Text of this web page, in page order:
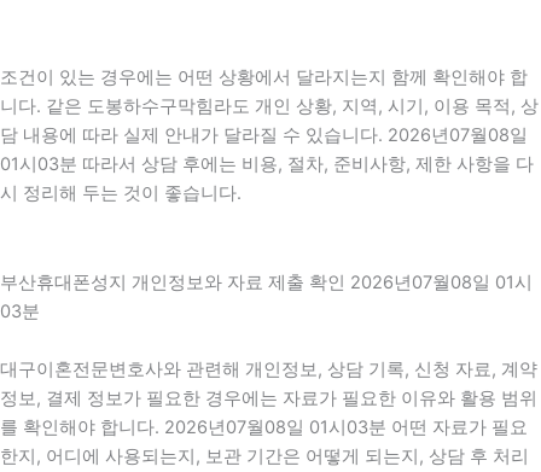
조건이 있는 경우에는 어떤 상황에서 달라지는지 함께 확인해야 합
니다. 같은 도봉하수구막힘라도 개인 상황, 지역, 시기, 이용 목적, 상
담 내용에 따라 실제 안내가 달라질 수 있습니다. 2026년07월08일
01시03분 따라서 상담 후에는 비용, 절차, 준비사항, 제한 사항을 다
시 정리해 두는 것이 좋습니다.
부산휴대폰성지 개인정보와 자료 제출 확인 2026년07월08일 01시
03분
대구이혼전문변호사와 관련해 개인정보, 상담 기록, 신청 자료, 계약
정보, 결제 정보가 필요한 경우에는 자료가 필요한 이유와 활용 범위
를 확인해야 합니다. 2026년07월08일 01시03분 어떤 자료가 필요
한지, 어디에 사용되는지, 보관 기간은 어떻게 되는지, 상담 후 처리